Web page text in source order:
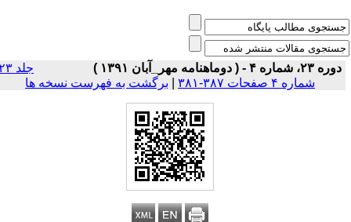
دوره ۲۳، شماره ۴ - ( دوماهنامه مهر_آبان ۱۳۹۱ )
جلد ۲۳
شماره ۴ صفحات ۳۸۷-۳۸۱
| برگشت به فهرست نسخه ها